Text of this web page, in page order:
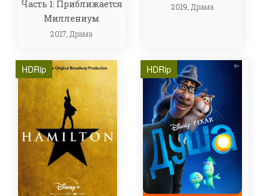
Часть 1: Приближается
Миллениум
2017, Драма
2019,Драма
HDRip HDRip